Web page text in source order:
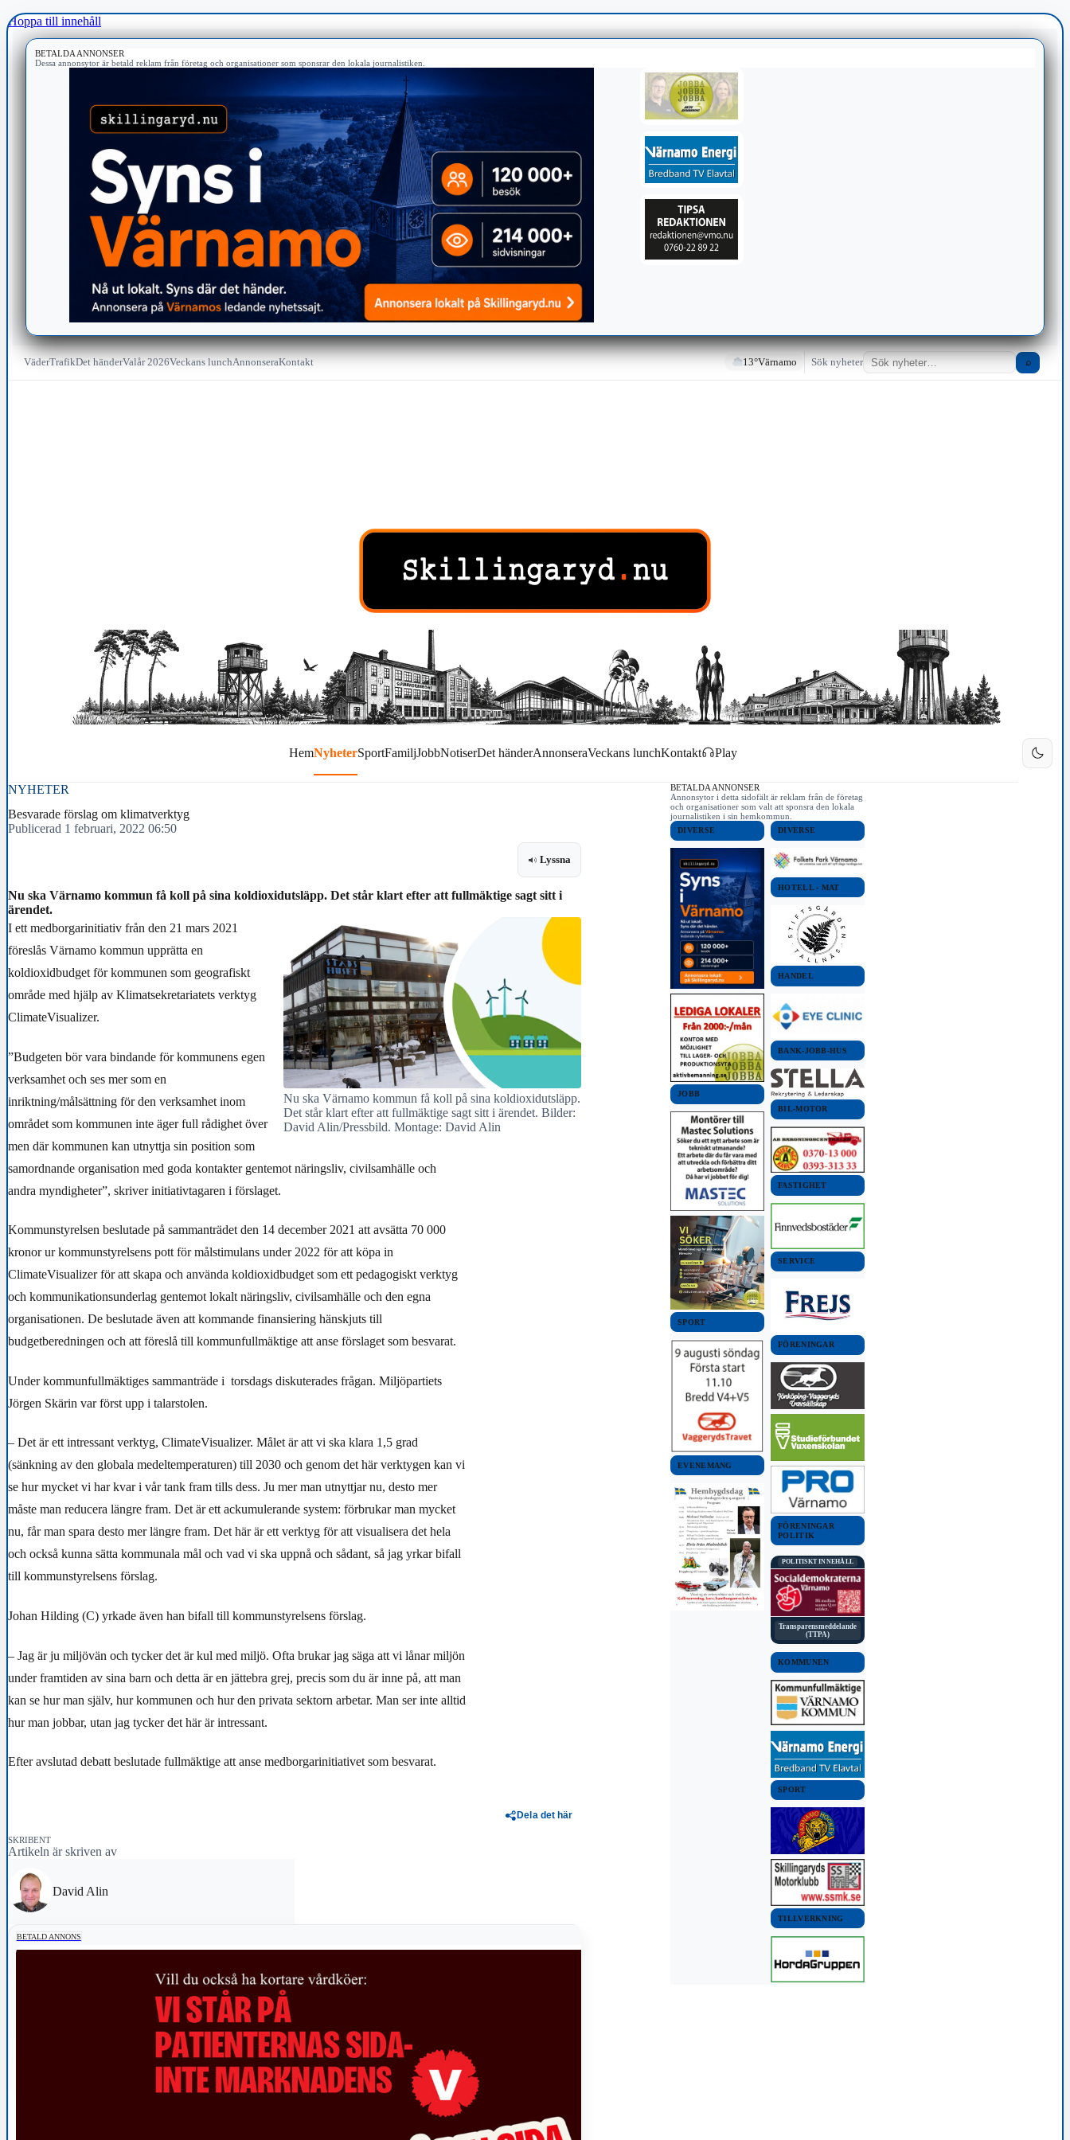
Hoppa till innehåll
BETALDA ANNONSER
Dessa annonsytor är betald reklam från företag och organisationer som sponsrar den lokala journalistiken.
VäderTrafikDet händerValår 2026Veckans lunchAnnonseraKontakt 13°Värnamo Sök nyheter ⌕
HemNyheterSportFamiljJobbNotiserDet händerAnnonseraVeckans lunchKontakt Play
NYHETER
Besvarade förslag om klimatverktyg
Publicerad 1 februari, 2022 06:50
Lyssna
Nu ska Värnamo kommun få koll på sina koldioxidutsläpp. Det står klart efter att fullmäktige sagt sitt i
ärendet.
Nu ska Värnamo kommun få koll på sina koldioxidutsläpp.
Det står klart efter att fullmäktige sagt sitt i ärendet. Bilder:
David Alin/Pressbild. Montage: David Alin
I ett medborgarinitiativ från den 21 mars 2021
föreslås Värnamo kommun upprätta en
koldioxidbudget för kommunen som geografiskt
område med hjälp av Klimatsekretariatets verktyg
ClimateVisualizer.
”Budgeten bör vara bindande för kommunens egen
verksamhet och ses mer som en
inriktning/målsättning för den verksamhet inom
området som kommunen inte äger full rådighet över
men där kommunen kan utnyttja sin position som
samordnande organisation med goda kontakter gentemot näringsliv, civilsamhälle och
andra myndigheter”, skriver initiativtagaren i förslaget.
Kommunstyrelsen beslutade på sammanträdet den 14 december 2021 att avsätta 70 000
kronor ur kommunstyrelsens pott för målstimulans under 2022 för att köpa in
ClimateVisualizer för att skapa och använda koldioxidbudget som ett pedagogiskt verktyg
och kommunikationsunderlag gentemot lokalt näringsliv, civilsamhälle och den egna
organisationen. De beslutade även att kommande finansiering hänskjuts till
budgetberedningen och att föreslå till kommunfullmäktige att anse förslaget som besvarat.
Under kommunfullmäktiges sammanträde i torsdags diskuterades frågan. Miljöpartiets
Jörgen Skärin var först upp i talarstolen.
– Det är ett intressant verktyg, ClimateVisualizer. Målet är att vi ska klara 1,5 grad
(sänkning av den globala medeltemperaturen) till 2030 och genom det här verktygen kan vi
se hur mycket vi har kvar i vår tank fram tills dess. Ju mer man utnyttjar nu, desto mer
måste man reducera längre fram. Det är ett ackumulerande system: förbrukar man mycket
nu, får man spara desto mer längre fram. Det här är ett verktyg för att visualisera det hela
och också kunna sätta kommunala mål och vad vi ska uppnå och sådant, så jag yrkar bifall
till kommunstyrelsens förslag.
Johan Hilding (C) yrkade även han bifall till kommunstyrelsens förslag.
– Jag är ju miljövän och tycker det är kul med miljö. Ofta brukar jag säga att vi lånar miljön
under framtiden av sina barn och detta är en jättebra grej, precis som du är inne på, att man
kan se hur man själv, hur kommunen och hur den privata sektorn arbetar. Man ser inte alltid
hur man jobbar, utan jag tycker det här är intressant.
Efter avslutad debatt beslutade fullmäktige att anse medborgarinitiativet som besvarat.
Dela det här
SKRIBENT
Artikeln är skriven av
David Alin
BETALD ANNONS
BETALDA ANNONSER
Annonsytor i detta sidofält är reklam från de företag
och organisationer som valt att sponsra den lokala
journalistiken i sin hemkommun.
DIVERSE
JOBB
SPORT
EVENEMANG
DIVERSE
HOTELL - MAT
HANDEL
BANK-JOBB-HUS
BIL-MOTOR
FASTIGHET
SERVICE
FÖRENINGAR
FÖRENINGAR
POLITIK
POLITISKT INNEHÅLL
Transparensmeddelande
(TTPA)
KOMMUNEN
SPORT
TILLVERKNING